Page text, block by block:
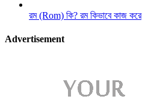
রম (Rom) কি? রম কিভাবে কাজ করে
Advertisement